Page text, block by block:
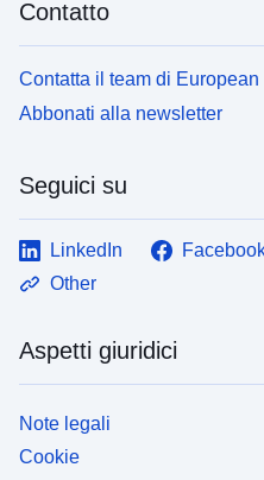
Contatto
Contatta il team di European
Abbonati alla newsletter
Seguici su
LinkedIn
Other
Aspetti giuridici
Note legali
Cookie